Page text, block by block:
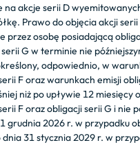
na akcje serii D
Prawo do objęcia akcji
przez osobę posiadającą
G w terminie nie
odpowiednio, w
F oraz warunkach emisji
niż po upływie 12 miesięcy
F oraz obligacji serii G i nie
grudnia 2026 r. w przypadku
dnia 31 stycznia 2029 r. w